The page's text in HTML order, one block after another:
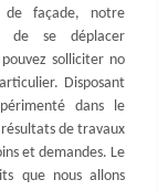
de façade, notre
de se déplacer
solliciter no
Disposant
dans le
résultats de travaux
et demandes. Le
que nous allons